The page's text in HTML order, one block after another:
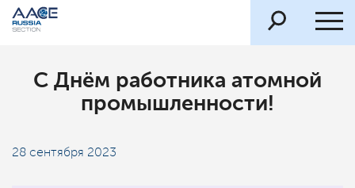
С Днём работника атомной
промышленности!
28 сентября 2023